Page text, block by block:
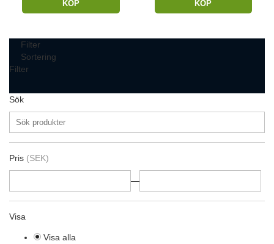
KÖP KÖP
Filter
Sortering
Filter
Sök
Pris (SEK)
—
Visa
Visa alla